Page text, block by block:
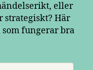
eller
strategiskt? Här
fungerar bra